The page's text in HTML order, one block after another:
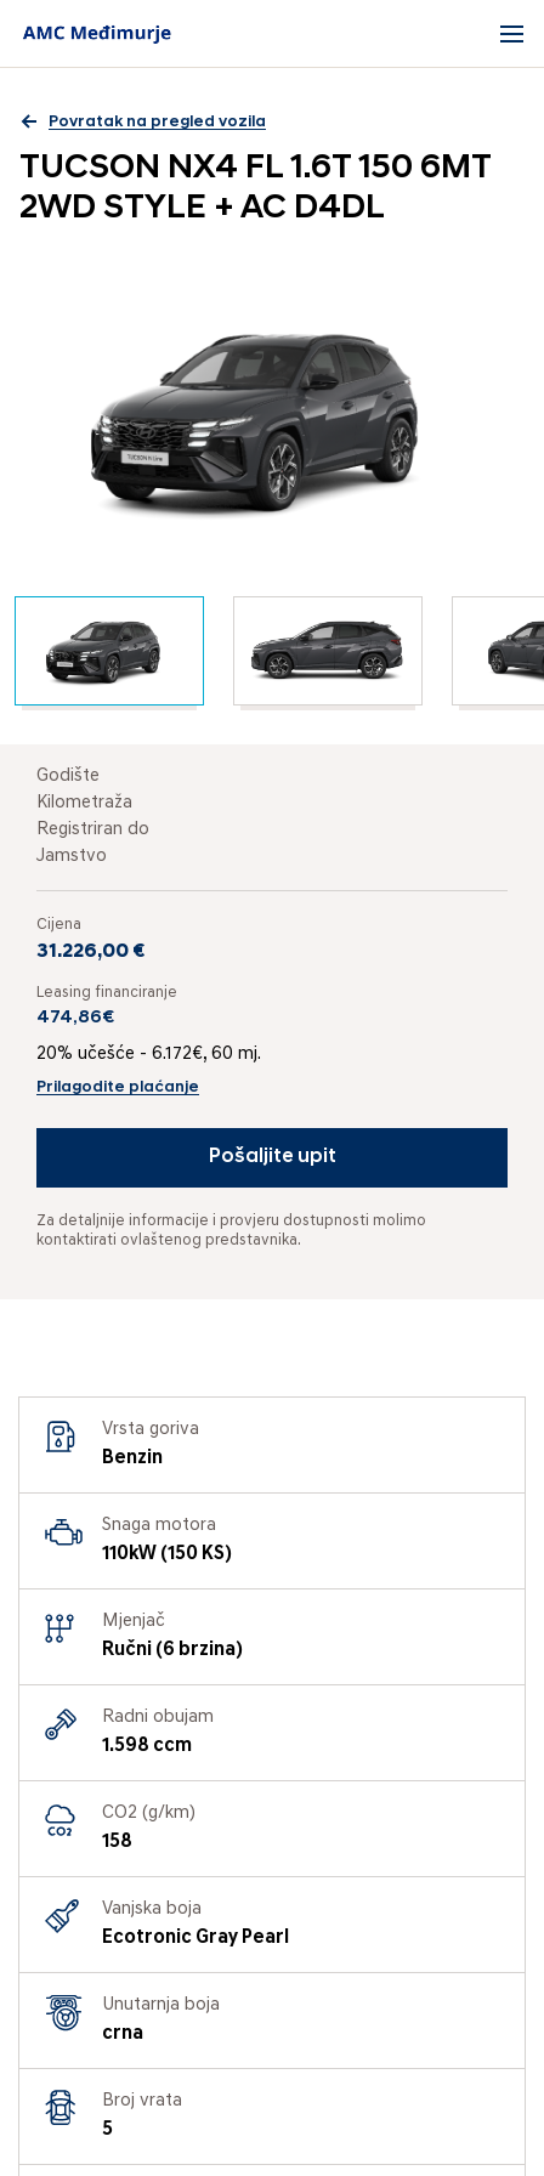
Povratak na pregled vozila
TUCSON NX4 FL 1.6T 150 6MT
2WD STYLE + AC D4DL
Godište
Kilometraža
Registriran do
Jamstvo
Cijena
31.226,00 €
Leasing financiranje
474,86€
20% učešće - 6.172€, 60 mj.
Prilagodite plaćanje
Pošaljite upit
Za detaljnije informacije i provjeru dostupnosti molimo
kontaktirati ovlaštenog predstavnika.
Vrsta goriva
Benzin
Snaga motora
110kW (150 KS)
Mjenjač
Ručni (6 brzina)
Radni obujam
1.598 ccm
CO2 (g/km)
158
Vanjska boja
Ecotronic Gray Pearl
Unutarnja boja
crna
Broj vrata
5